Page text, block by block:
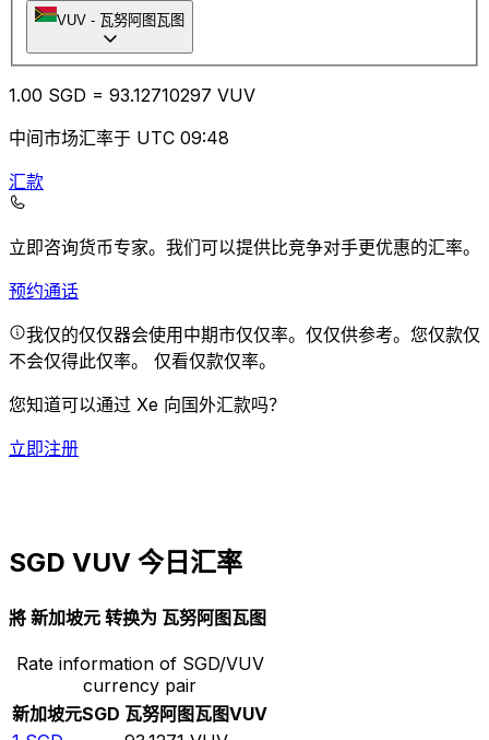
VUV - 瓦努阿图瓦图
1.00 SGD = 93.12710297 VUV
中间市场汇率于 UTC 09:48
汇款
立即咨询货币专家。 我们可以提供比竞争对手更优惠的汇率。
预约通话
我仅的仅仅器会使用中期市仅仅率。仅仅供参考。您仅款仅
不会仅得此仅率。 仅看仅款仅率。
您知道可以通过 Xe 向国外汇款吗？
立即注册
SGD VUV 今日汇率
將 新加坡元 转换为 瓦努阿图瓦图
Rate information of SGD/VUV
currency pair
新加坡元SGD 瓦努阿图瓦图VUV